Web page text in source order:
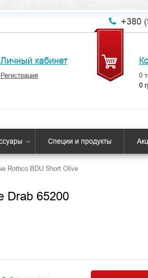
+380
Личный кабинет
Регистрация 0
0
Специи и продукты
Rothco BDU Short Olive
Drab 65200